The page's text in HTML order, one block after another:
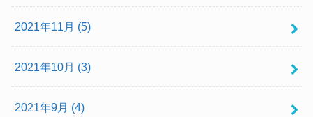
2021年11月 (5)
2021年10月 (3)
2021年9月 (4)